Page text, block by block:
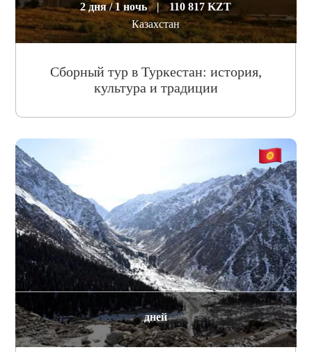
2 дня / 1 ночь |
110 817 KZT
Казахстан
Сборный тур в Туркестан: история,
культура и традиции
дней